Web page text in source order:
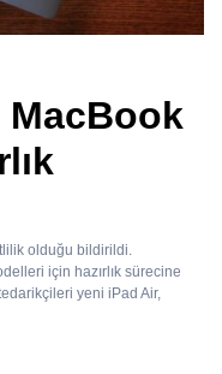
MacBook
olduğu bildirildi.
için hazırlık sürecine
yeni iPad Air,